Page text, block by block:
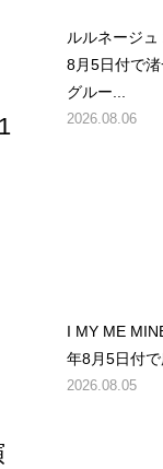
ルルネージ
8月5日付で
グルー...
2026.08.06
I MY ME
年8月5日付で
2026.08.05